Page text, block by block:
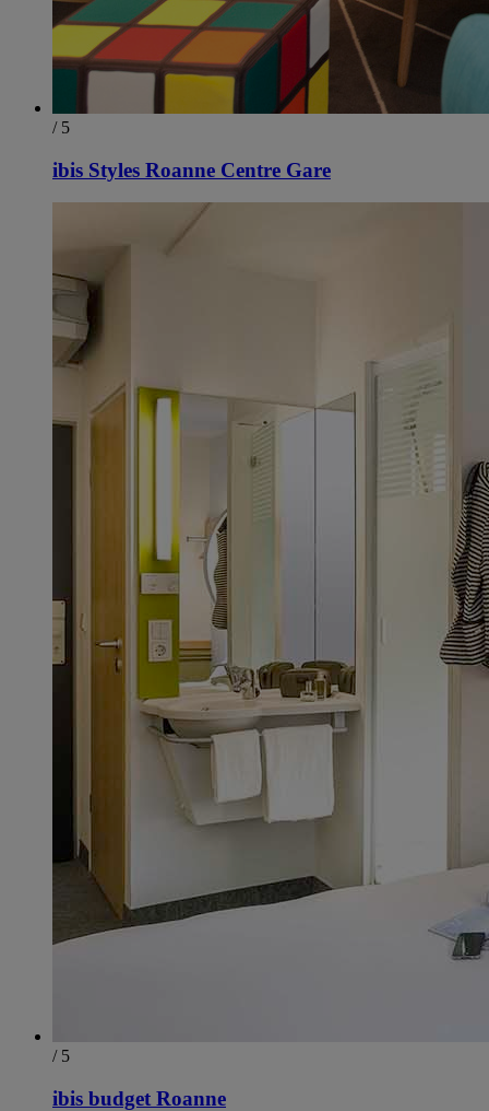
/ 5
ibis Styles Roanne Centre Gare
/ 5
ibis budget Roanne